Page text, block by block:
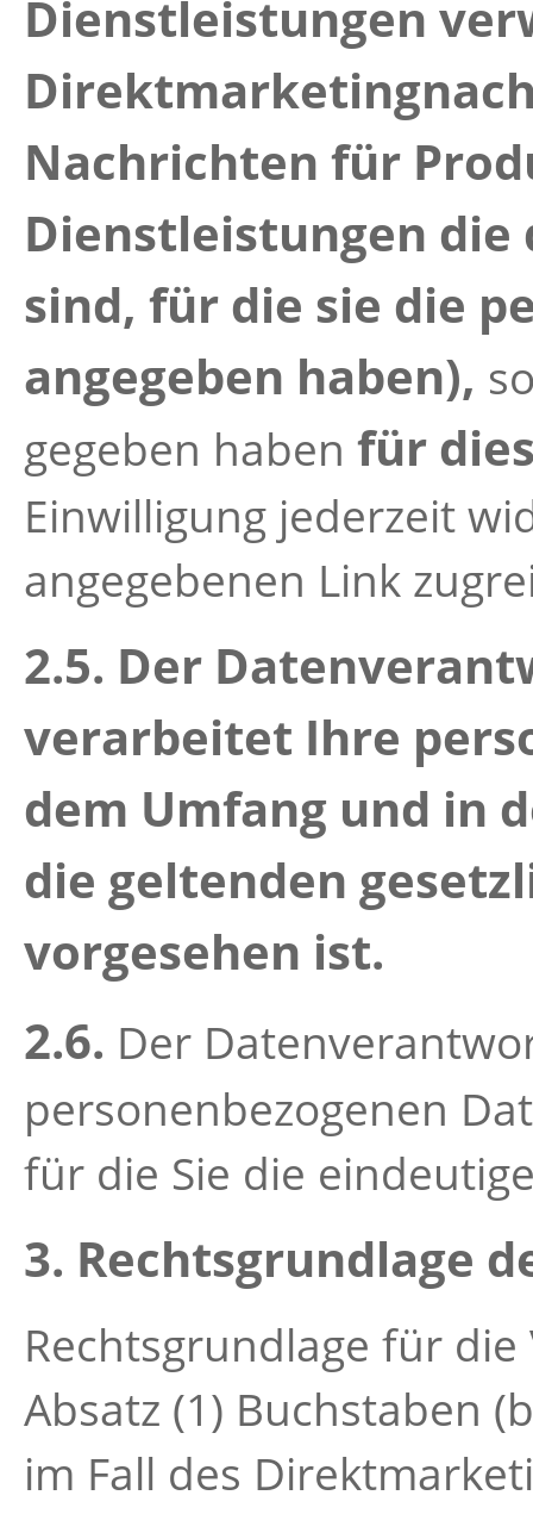
Dienstleistungen
Nachrichten für
Dienstleistungen
sind, für die sie die
angegeben haben),
gegeben haben für
Einwilligung jederzeit
angegebenen Link
2.5. Der
verarbeitet Ihre
dem Umfang und in
die geltenden
vorgesehen ist.
2.6. Der
personenbezogenen
für die Sie die
3. Rechtsgrundlage
Rechtsgrundlage für
Absatz (1) Buchstaben
im Fall des